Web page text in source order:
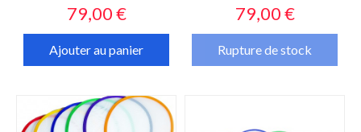
Prix
79,00 €
Ajouter au panier
Prix
79,00 €
Rupture de stock